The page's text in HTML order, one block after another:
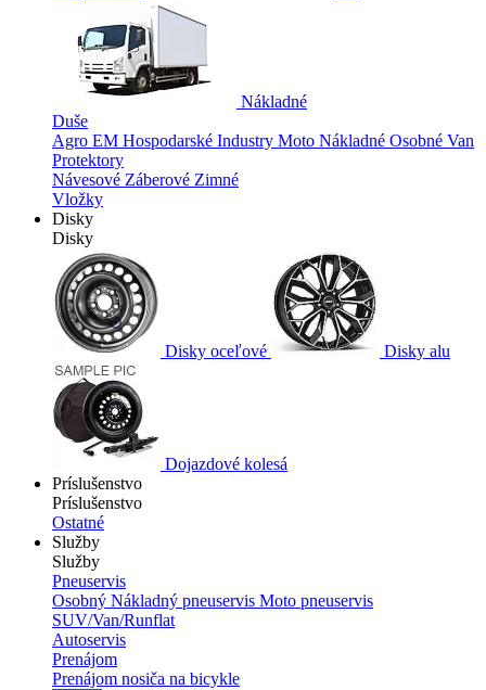
Nákladné
Duše
Agro EM Hospodarské Industry Moto Nákladné Osobné Van
Protektory
Návesové Záberové Zimné
Vložky
Disky
Disky
Disky oceľové Disky alu
Dojazdové kolesá
Príslušenstvo
Príslušenstvo
Ostatné
Služby
Služby
Pneuservis
Osobný Nákladný pneuservis Moto pneuservis
SUV/Van/Runflat
Autoservis
Prenájom
Prenájom nosiča na bicykle